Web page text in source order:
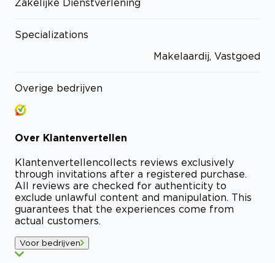
Zakelijke Dienstverlening
Specializations
Makelaardij, Vastgoed
Overige bedrijven
Over Klantenvertellen
Klantenvertellencollects reviews exclusively
through invitations after a registered purchase.
All reviews are checked for authenticity to
exclude unlawful content and manipulation. This
guarantees that the experiences come from
actual customers.
Voor bedrijven